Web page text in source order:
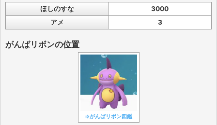
ほしのすな
3000
アメ
3
がんばリボンの位置
⇒がんばリボン図鑑